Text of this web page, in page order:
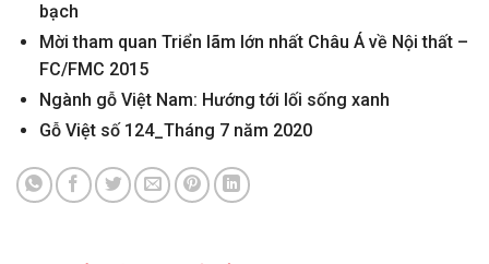
bạch
Mời tham quan Triển lãm lớn nhất Châu Á về Nội thất –
FC/FMC 2015
Ngành gỗ Việt Nam: Hướng tới lối sống xanh
Gỗ Việt số 124_Tháng 7 năm 2020